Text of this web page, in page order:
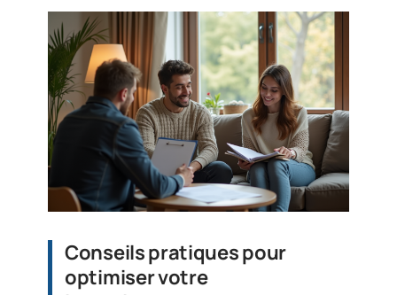
Conseils pratiques pour
optimiser votre